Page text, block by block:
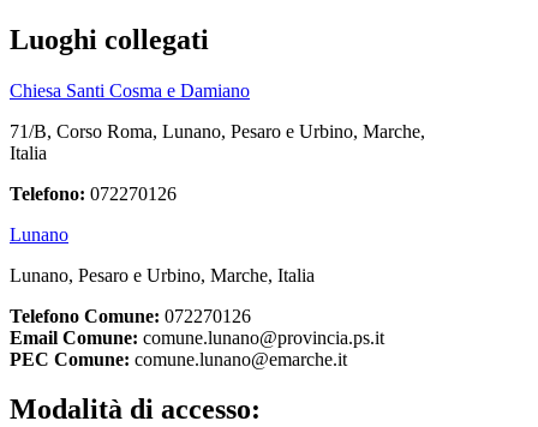
Luoghi collegati
Chiesa Santi Cosma e Damiano
71/B, Corso Roma, Lunano, Pesaro e Urbino, Marche,
Italia
Telefono: 072270126
Lunano
Lunano, Pesaro e Urbino, Marche, Italia
Telefono Comune: 072270126
Email Comune: comune.lunano@provincia.ps.it
PEC Comune: comune.lunano@emarche.it
Modalità di accesso: